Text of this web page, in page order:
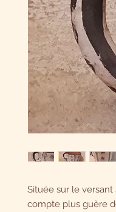
Située sur le
compte plus guère